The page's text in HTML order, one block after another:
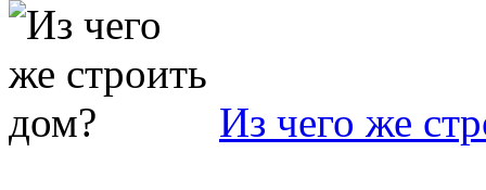
Из чего же